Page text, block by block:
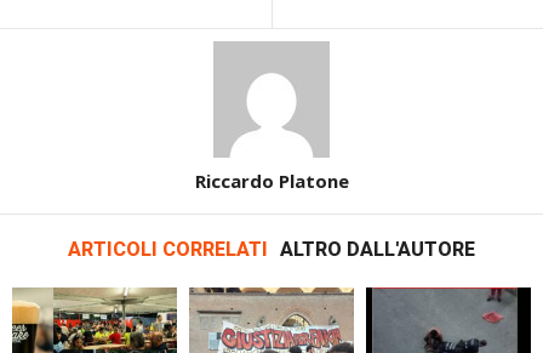
Riccardo Platone
ARTICOLI CORRELATI ALTRO DALL'AUTORE